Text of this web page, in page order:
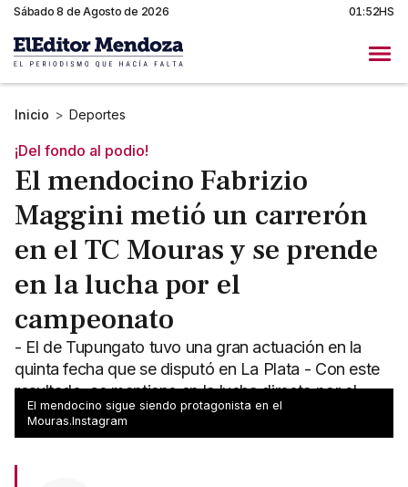
Sábado 8 de Agosto de 2026 01:52HS
Inicio > Deportes
¡Del fondo al podio!
El mendocino Fabrizio
Maggini metió un carrerón
en el TC Mouras y se prende
en la lucha por el
campeonato
- El de Tupungato tuvo una gran actuación en la
quinta fecha que se disputó en La Plata - Con este
resultado, se mantiene en la lucha directa por el
título
El mendocino sigue siendo protagonista en el
Mouras.Instagram